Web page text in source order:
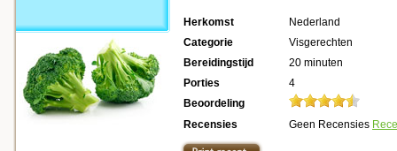
Herkomst
Nederland
Categorie
Visgerechten
Bereidingstijd
20 minuten
Porties
4
Beoordeling
Recensies
Geen Recensies